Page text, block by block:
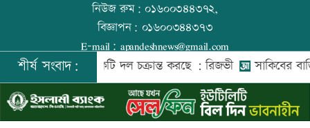
২৩তম রাষ্ট্রপতি নির্বাচন ২০ আগস্ট: ইসি
ভিসা নিয়ে প্রতারণা, ভারতীয় হাইকমিশনের
বিশ্ব মাতৃদুগ্ধ দিবস আজ
কোরআন-হাদিসে নামাজ না পড়ার শাস্তি
নিউজ রুম:০১৬০০৩৪৪৩৭২,
বিজ্ঞাপন: ০১৬০০৩৪৪৩৭৩
E-mail: apandeshnews@gmail.com
©২০২৬ |আপন দেশ ডটকমকর্তৃক সর্বসত্ব ® সংরক্ষিত | উন্নয়নে
ইমিথমেকারস.কম
শীর্ষ সংবাদ:
বিরুদ্ধে একটি দল চক্রান্ত করছে : রিজভী সাকিবের বাড়িতে